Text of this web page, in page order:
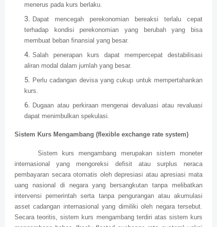
menerus pada kurs berlaku.
Dapat mencegah perekonomian bereaksi terlalu cepat
terhadap kondisi perekonomian yang berubah yang bisa
membuat beban finansial yang besar.
Salah penerapan kurs dapat mempercepat destabilisasi
aliran modal dalam jumlah yang besar.
Perlu cadangan devisa yang cukup untuk mempertahankan
kurs.
Dugaan atau perkiraan mengenai devaluasi atau revaluasi
dapat menimbulkan spekulasi.
Sistem Kurs Mengambang (flexible exchange rate system)
Sistem kurs mengambang merupakan sistem moneter
internasional yang mengoreksi defisit atau surplus neraca
pembayaran secara otomatis oleh depresiasi atau apresiasi mata
uang nasional di negara yang bersangkutan tanpa melibatkan
intervensi pemerintah serta tanpa pengurangan atau akumulasi
asset cadangan internasional yang dimiliki oleh negara tersebut.
Secara teoritis, sistem kurs mengambang terdiri atas sistem kurs